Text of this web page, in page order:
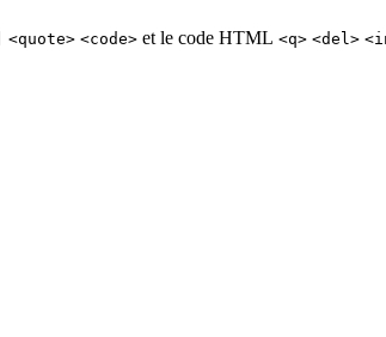
<quote> <code> et le code HTML <q> <del>